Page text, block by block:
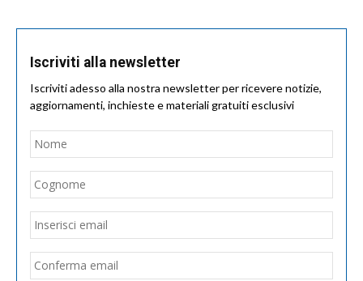
Iscriviti alla newsletter
Iscriviti adesso alla nostra newsletter per ricevere notizie,
aggiornamenti, inchieste e materiali gratuiti esclusivi
Nome
Email